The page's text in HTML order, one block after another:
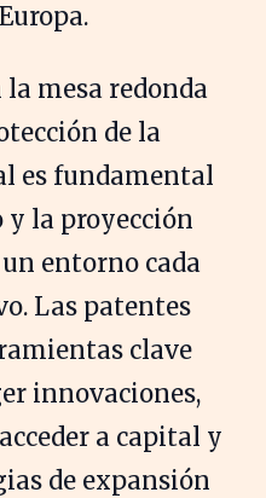
mesa redonda
de la
es fundamental
la proyección
entorno cada
Las patentes
clave
innovaciones,
a capital y
de expansión